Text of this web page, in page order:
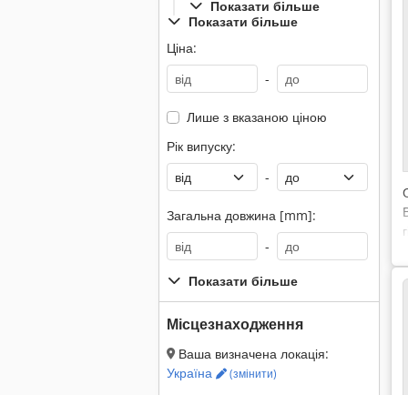
Показати більше
Показати більше
Ціна:
-
Лише з вказаною ціною
Рік випуску:
-
Загальна довжина [mm]:
-
Показати більше
Місцезнаходження
Ваша визначена локація:
Україна
(змінити)